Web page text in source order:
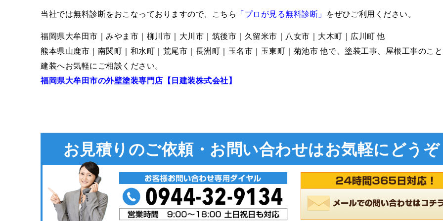
当社では無料診断をおこなっておりますので、こちら 「プロが見る無料診断」 をぜひご利用ください。
福岡県大牟田市｜みやま市｜柳川市｜大川市｜筑後市｜久留米市｜八女市｜大木町｜広川町 他
熊本県山鹿市｜南関町｜和水町｜荒尾市｜長洲町｜玉名市｜玉東町｜菊池市 他で、塗装工事、屋根工事のこと
建装へお気軽にご相談ください。
福岡県大牟田市の外壁塗装専門店【日建装株式会社】
お見積りのご依頼・お問い合わせはお気軽にどうぞ